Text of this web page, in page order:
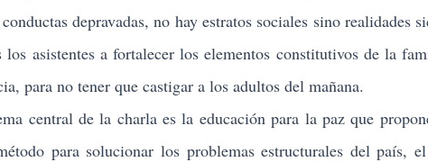
depravadas, no hay estratos sociales sino realidades
asistentes a fortalecer los elementos constitutivos de la
para no tener que castigar a los adultos del mañana.
central de la charla es la educación para la paz que
para solucionar los problemas estructurales del país,